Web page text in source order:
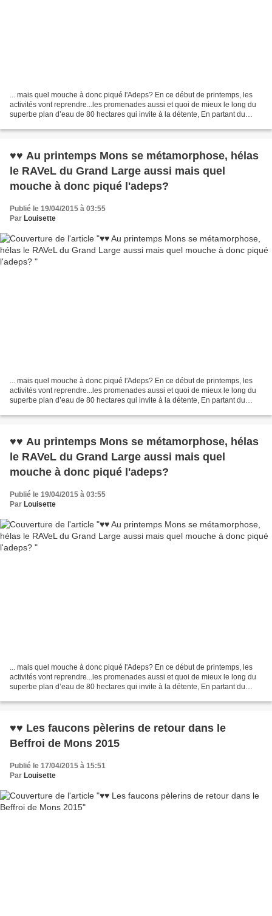
... mais quel mouche à donc piqué l'Adeps? En ce début de printemps, les
activités vont reprendre...les promenades aussi et quoi de mieux le long du
superbe plan d’eau de 80 hectares qui invite à la détente, En partant du
♥♥ Au printemps Mons se métamorphose, hélas
le RAVeL du Grand Large aussi mais quel
mouche à donc piqué l'adeps?
Publié le 19/04/2015 à 03:55
Par Louisette
... mais quel mouche à donc piqué l'Adeps? En ce début de printemps, les
activités vont reprendre...les promenades aussi et quoi de mieux le long du
superbe plan d’eau de 80 hectares qui invite à la détente, En partant du
♥♥ Au printemps Mons se métamorphose, hélas
le RAVeL du Grand Large aussi mais quel
mouche à donc piqué l'adeps?
Publié le 19/04/2015 à 03:55
Par Louisette
... mais quel mouche à donc piqué l'Adeps? En ce début de printemps, les
activités vont reprendre...les promenades aussi et quoi de mieux le long du
superbe plan d’eau de 80 hectares qui invite à la détente, En partant du
♥♥ Les faucons pèlerins de retour dans le
Beffroi de Mons 2015
Publié le 17/04/2015 à 15:51
Par Louisette